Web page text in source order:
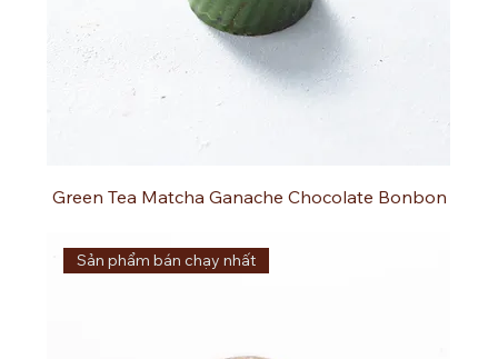
Green Tea Matcha Ganache Chocolate Bonbon
Sản phẩm bán chạy nhất